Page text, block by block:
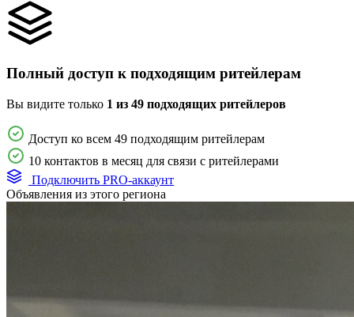
Полный доступ к подходящим ритейлерам
Вы видите только 1 из 49 подходящих ритейлеров
Доступ ко всем 49 подходящим ритейлерам
10 контактов в месяц для связи с ритейлерами
Подключить PRO-аккаунт
Объявления из этого региона